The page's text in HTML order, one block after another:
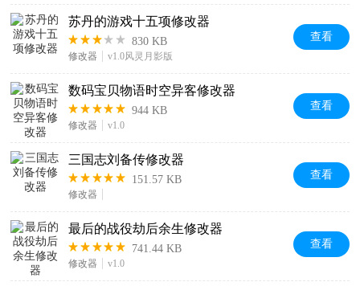
苏丹的游戏十五项修改器
830 KB
修改器 v1.0风灵月影版
查看
数码宝贝物语时空异客修改器
944 KB
修改器 v1.0
查看
三国志刘备传修改器
151.57 KB
修改器
查看
最后的战役劫后余生修改器
741.44 KB
修改器 v1.0
查看